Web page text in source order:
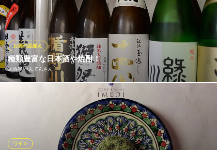
けたその知識・経験で厳選した日本酒・焼酎も多彩に取り揃えて
います。
リーガロイヤルホテル 日本料理 なかのしま
日本料理・完全個室
京阪中之島線中之島駅 徒歩1分
大阪府大阪市北区中之島5-3-68 リーガロイヤルホテル タワーウイング30F
種類豊富な日本酒や焼酎！
居酒屋 べんてんさん
お酒の品揃え
お店にずらりと並べられた日本酒や焼酎のビン。定番からめずら
しいものまでとりそろえておりますのでお好きなものをお選びく
居酒屋 べんてんさん
ワイン